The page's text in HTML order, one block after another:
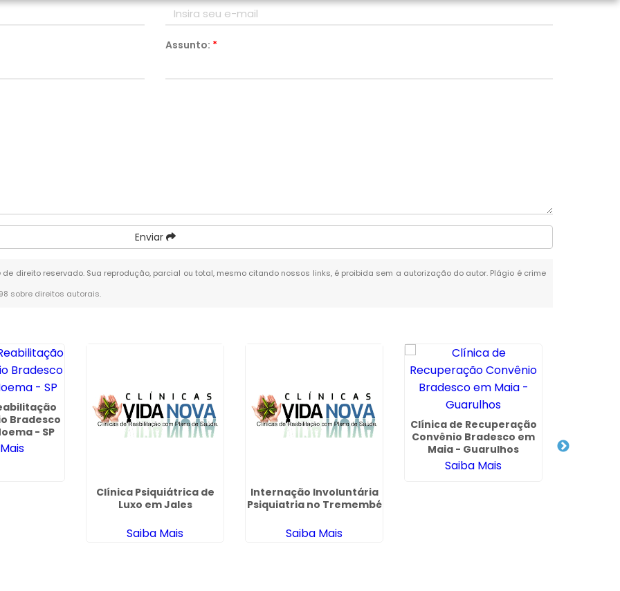
Assunto: *
Enviar
de direito reservado. Sua reprodução, parcial ou total, mesmo citando nossos links, é proibida sem a autorização do autor. Plágio é crime
sobre direitos autorais.
Bradesco
- SP
Clínica Psiquiátrica de
Luxo em Jales
Saiba Mais
Internação Involuntária
Psiquiatria no Tremembé
Saiba Mais
Clínica de Recuperação
Convênio Bradesco em
Maia - Guarulhos
Saiba Mais